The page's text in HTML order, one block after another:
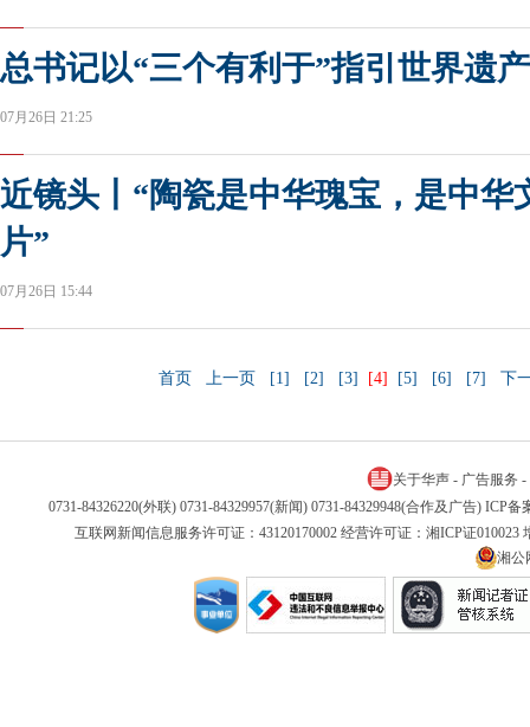
总书记以“三个有利于”指引世界遗
07月26日 21:25
近镜头丨“陶瓷是中华瑰宝，是中华
片”
07月26日 15:44
首页 上一页 [1] [2] [3] [4] [5] [6] [7] 下
关于华声 - 广告服务 -
0731-84326220(外联) 0731-84329957(新闻) 0731-84329948(合作及广告) ICP备
互联网新闻信息服务许可证：43120170002 经营许可证：湘ICP证
湘公